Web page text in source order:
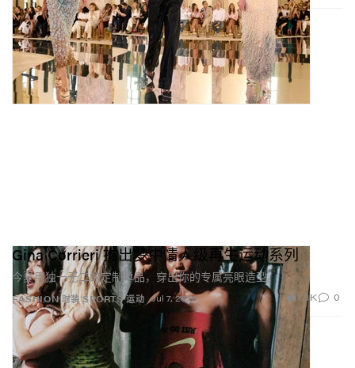
FASHION 时装 SPORTS 运动
Gina Corrieri 推出梦中情人级再生运动系列
今夏用独一无二的定制单品，穿出你的专属亮眼造型。
Jul 7, 2026 1.3K 0